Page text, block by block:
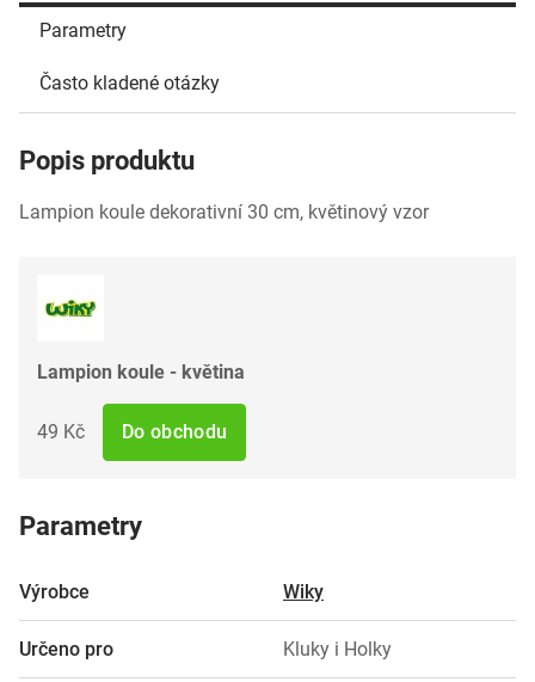
Parametry
Často kladené otázky
Popis produktu
Lampion koule dekorativní 30 cm, květinový vzor
Lampion koule - květina
49 Kč Do obchodu
Parametry
Výrobce Wiky
Určeno pro Kluky i Holky